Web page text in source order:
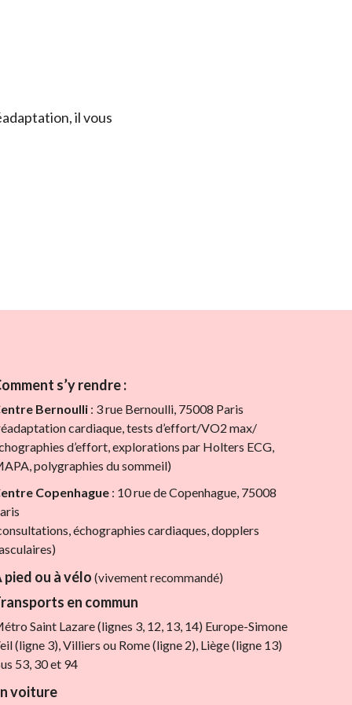
il vous
s’y rendre :
Bernoulli: 3 rue Bernoulli, 75008 Paris
cardiaque, tests d’effort/VO2 max/
d’effort, explorations par Holters ECG,
polygraphies du sommeil)
Copenhague: 10 rue de Copenhague, 75008
échographies cardiaques, dopplers
pied ou à vélo (vivement recommandé)
en commun
Saint Lazare (lignes 3, 12, 13, 14) Europe-Simone
(ligne 3), Villiers ou Rome (ligne 2), Liège (ligne 13)
53, 30 et 94
voiture